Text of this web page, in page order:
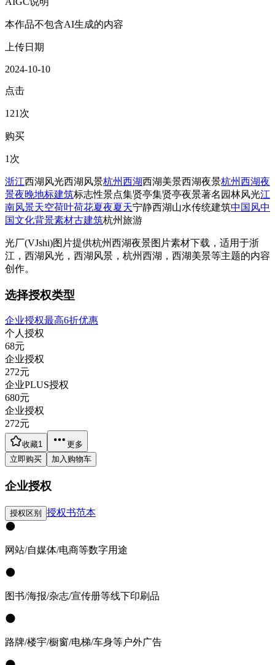
本作品不包含AI生成的内容
上传日期
2024-10-10
点击
121次
购买
1次
浙江西湖风光西湖风景杭州西湖西湖美景西湖夜景杭州西湖夜
景夜晚地标建筑标志性景点集贤亭集贤亭夜景著名 园林风光江
南风景天空荷叶荷花夏夜夏天宁静西湖山水传统建筑中国风中
国文化背景素材古建筑杭州旅游
光厂(VJshi)图片提供杭州西湖夜景图片素材下载，适用于浙
江，西湖风光，西湖风景，杭州西湖，西湖美景等主题的内容
创作。
选择授权类型
企业授权最高6折优惠
个人授权
68元
企业授权
272元
企业PLUS授权
680元
企业授权
272元
收藏1
更多
立即购买
加入购物车
企业授权
授权区别 授权书范本
网站/自媒体/电商等数字用途
图书/海报/杂志/宣传册等线下印刷品
路牌/楼宇/橱窗/电梯/车身等户外广告